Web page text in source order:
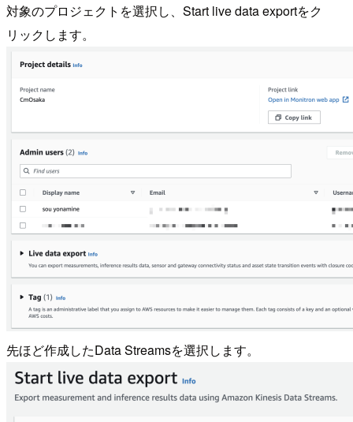
対象のプロジェクトを選択し、Start live data exportをク
リックします。
先ほど作成したData Streamsを選択します。